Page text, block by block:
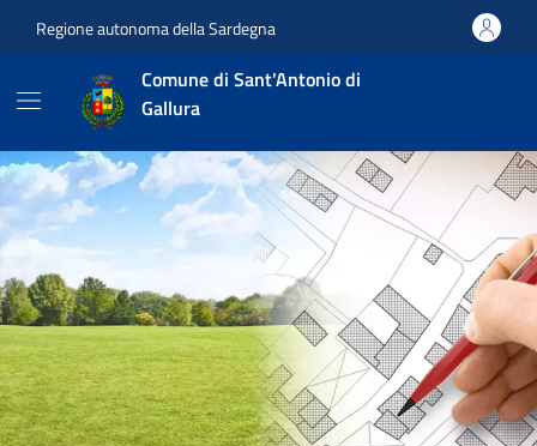
Regione autonoma della Sardegna
Comune di Sant'Antonio di
Gallura